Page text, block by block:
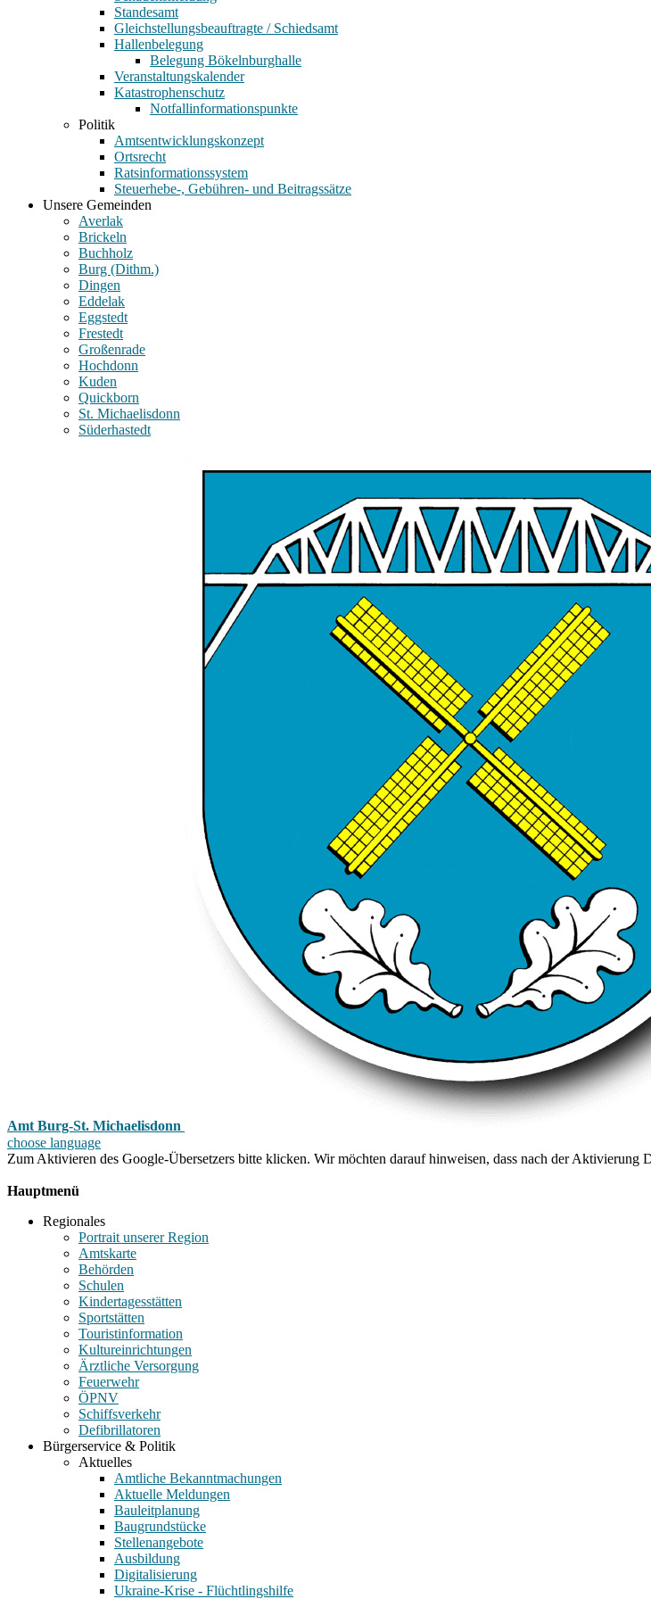
Standesamt
Gleichstellungsbeauftragte / Schiedsamt
Hallenbelegung
Belegung Bökelnburghalle
Veranstaltungskalender
Katastrophenschutz
Notfallinformationspunkte
Politik
Amtsentwicklungskonzept
Ortsrecht
Ratsinformationssystem
Steuerhebe-, Gebühren- und Beitragssätze
Unsere Gemeinden
Averlak
Brickeln
Buchholz
Burg (Dithm.)
Dingen
Eddelak
Eggstedt
Frestedt
Großenrade
Hochdonn
Kuden
Quickborn
St. Michaelisdonn
Süderhastedt
Amt Burg-St. Michaelisdonn
choose language
Zum Aktivieren des Google-Übersetzers bitte klicken. Wir möchten darauf hinweisen, dass nach der Aktivierung
Hauptmenü
Regionales
Portrait unserer Region
Amtskarte
Behörden
Schulen
Kindertagesstätten
Sportstätten
Touristinformation
Kultureinrichtungen
Ärztliche Versorgung
Feuerwehr
ÖPNV
Schiffsverkehr
Defibrillatoren
Bürgerservice & Politik
Aktuelles
Amtliche Bekanntmachungen
Aktuelle Meldungen
Bauleitplanung
Baugrundstücke
Stellenangebote
Ausbildung
Digitalisierung
Ukraine-Krise - Flüchtlingshilfe